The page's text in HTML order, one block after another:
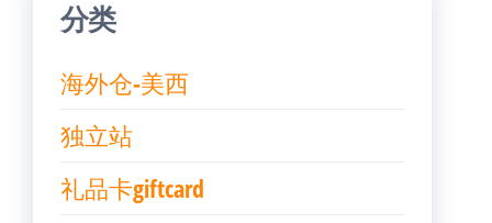
分类
海外仓-美西
独立站
礼品卡giftcard